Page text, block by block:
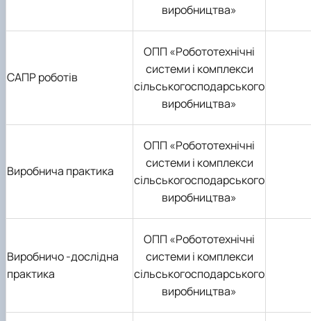
виробництва»
САПР роботів
ОПП «Робототехнічні
системи і комплекси
сільськогосподарського
виробництва»
Виробнича практика
ОПП «Робототехнічні
системи і комплекси
сільськогосподарського
виробництва»
Виробничо -дослідна
практика
ОПП «Робототехнічні
системи і комплекси
сільськогосподарського
виробництва»